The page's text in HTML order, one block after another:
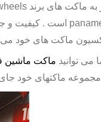
به ماکت های برند
است . کیفیت و
ماکت های خود می
می توانید ماکت ماشین
ماکتهای خود جای